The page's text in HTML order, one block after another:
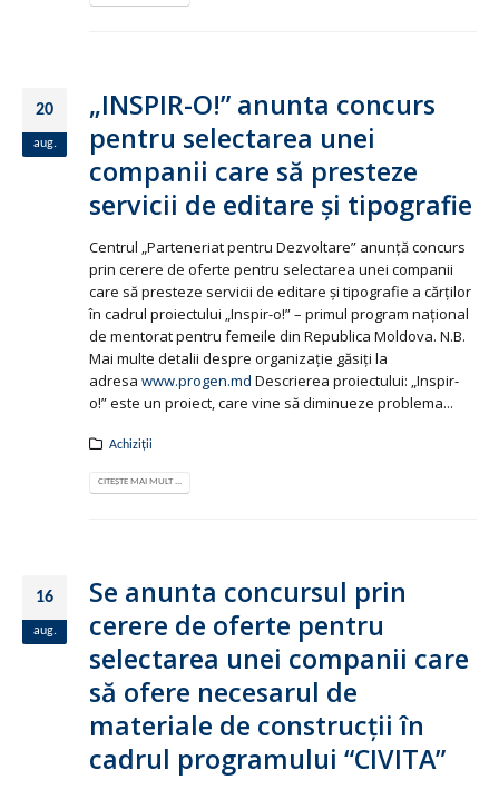
20
aug.
„INSPIR-O!” anunta concurs
pentru selectarea unei
companii care să presteze
servicii de editare şi tipografie
Centrul „Parteneriat pentru Dezvoltare” anunţă concurs
prin cerere de oferte pentru selectarea unei companii
care să presteze servicii de editare şi tipografie a cărţilor
în cadrul proiectului „Inspir-o!” – primul program naţional
de mentorat pentru femeile din Republica Moldova. N.B.
Mai multe detalii despre organizație găsiți la
adresa www.progen.md Descrierea proiectului: „Inspir-
o!” este un proiect, care vine să diminueze problema...
Achiziții
CITEȘTE MAI MULT ...
16
aug.
Se anunta concursul prin
cerere de oferte pentru
selectarea unei companii care
să ofere necesarul de
materiale de construcţii în
cadrul programului “CIVITA”